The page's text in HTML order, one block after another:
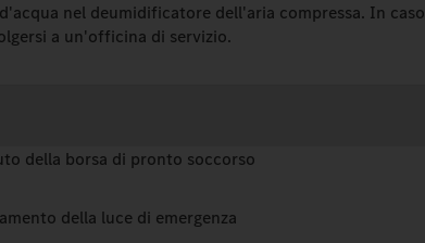
nel deumidificatore dell'aria compressa. In caso
a un'officina di servizio.
della borsa di pronto soccorso
della luce di emergenza